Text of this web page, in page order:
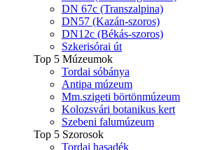
DN 67c (Transzalpina)
DN57 (Kazán-szoros)
DN12c (Békás-szoros)
Szkerisórai út
Top 5 Múzeumok
Tordai sóbánya
Antipa múzeum
Mm.szigeti börtönmúzeum
Kolozsvári botanikus kert
Szebeni falumúzeum
Top 5 Szorosok
Tordai hasadék